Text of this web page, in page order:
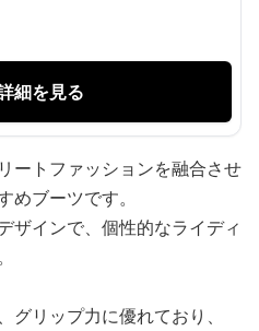
細を見る
ートファッションを融合させ
めブーツです。
ザインで、個性的なライディ
リップ力に優れており、